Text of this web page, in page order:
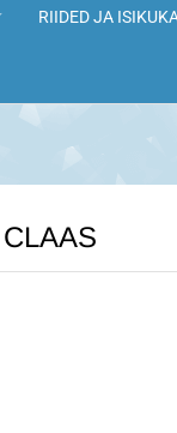
RIIDED JA